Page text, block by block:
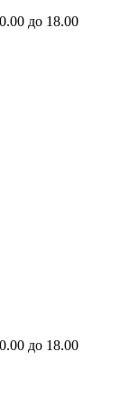
до 18.00
до 18.00